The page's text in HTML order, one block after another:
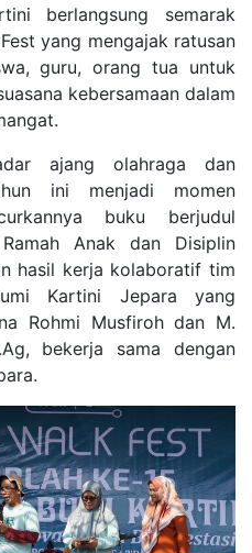
berlangsung semarak
yang mengajak ratusan
guru, orang tua untuk
kebersamaan dalam
ajang olahraga dan
ini menjadi momen
buku berjudul
Ramah Anak dan Disiplin
hasil kerja kolaboratif tim
Kartini Jepara yang
Rohmi Musfiroh dan M.
bekerja sama dengan